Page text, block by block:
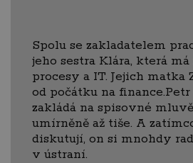
Spolu se zakladatelem
jeho sestra Klára, která
procesy a IT. Jejich matka
od počátku na
zakládá na spisovné
umírněně až tiše. A
diskutují, on si mnohdy
v ústraní.